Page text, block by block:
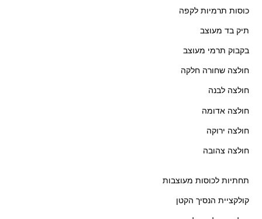
כוסות תרמיות לקפה
תיק בד מעוצב
בקבוק תרמי מעוצב
חולצה שחורה חלקה
חולצה לבנה
חולצה אדומה
חולצה ירוקה
חולצה צהובה
תחתיות לכוסות מעוצבות
קולקציית הנסיך הקטן